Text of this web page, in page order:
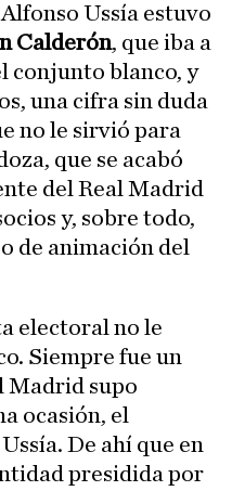
Ussía estuvo
Calderón, que iba a
conjunto blanco, y
una cifra sin duda
no le sirvió para
que se acabó
del Real Madrid
y, sobre todo,
de animación del
electoral no le
Siempre fue un
Madrid supo
ocasión, el
De ahí que en
presidida por